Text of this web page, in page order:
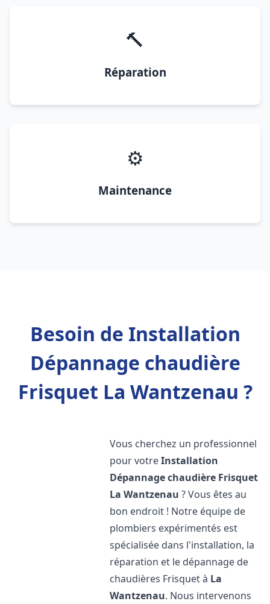
🔨
Réparation
⚙️
Maintenance
Besoin de Installation
Dépannage chaudière
Frisquet La Wantzenau ?
Vous cherchez un professionnel
pour votreInstallation
Dépannage chaudière Frisquet
La Wantzenau ? Vous êtes au
bon endroit ! Notre équipe de
plombiers expérimentés est
spécialisée dans l'installation, la
réparation et le dépannage de
chaudières Frisquet à La
Wantzenau. Nous intervenons